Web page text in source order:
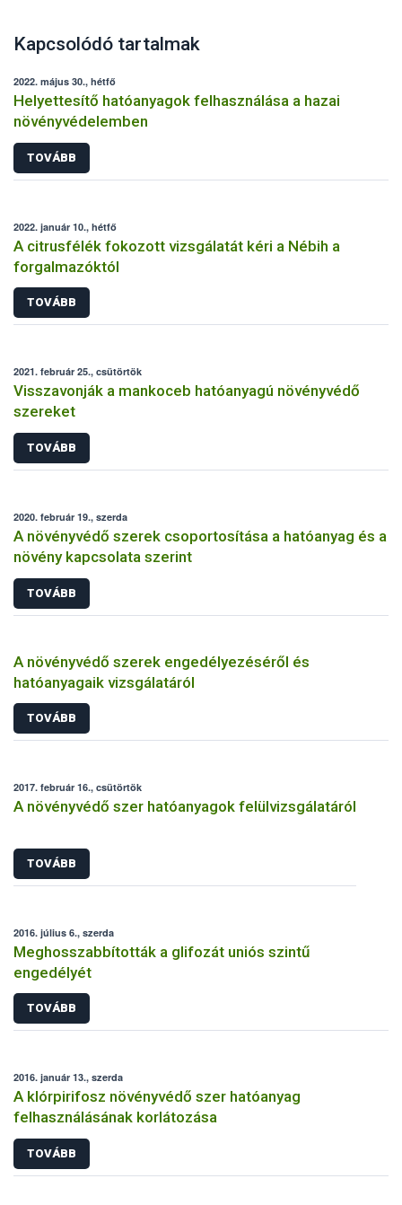
Kapcsolódó tartalmak
2022. május 30., hétfő
Helyettesítő hatóanyagok felhasználása a hazai
növényvédelemben
TOVÁBB
2022. január 10., hétfő
A citrusfélék fokozott vizsgálatát kéri a Nébih a
forgalmazóktól
TOVÁBB
2021. február 25., csütörtök
Visszavonják a mankoceb hatóanyagú növényvédő
szereket
TOVÁBB
2020. február 19., szerda
A növényvédő szerek csoportosítása a hatóanyag és a
növény kapcsolata szerint
TOVÁBB
A növényvédő szerek engedélyezéséről és
hatóanyagaik vizsgálatáról
TOVÁBB
2017. február 16., csütörtök
A növényvédő szer hatóanyagok felülvizsgálatáról
TOVÁBB
2016. július 6., szerda
Meghosszabbították a glifozát uniós szintű
engedélyét
TOVÁBB
2016. január 13., szerda
A klórpirifosz növényvédő szer hatóanyag
felhasználásának korlátozása
TOVÁBB